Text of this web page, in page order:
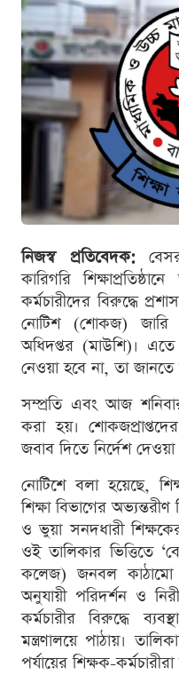
নিজস্ব প্রতিবেদক:
কারিগরি
কর্মচারীদের বিরুদ্ধে
নোটিশ (শোকজ) জারি
অধিদপ্তর (মাউশি)। এতে
নেওয়া হবে না, তা জানতে
সম্প্রতি এবং আজ
করা হয়।
জবাব দিতে নির্দেশ দেওয়া
নোটিশে বলা হয়েছে,
শিক্ষা বিভাগের
ও ভুয়া সনদধারী
ওই তালিকার ভিত্তিতে
কলেজ) জনবল কাঠামো
অনুযায়ী পরিদর্শন ও
কর্মচারীর বিরুদ্ধে
মন্ত্রণালয়ে পাঠায়।
পর্যায়ের শিক্ষক-